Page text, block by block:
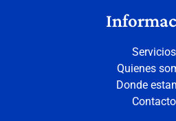
Servicios
Quienes
Donde
Contacto